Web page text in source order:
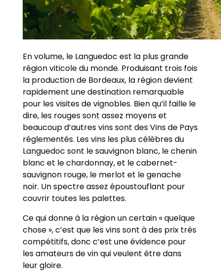
En volume, le Languedoc est la plus grande
région viticole du monde. Produisant trois fois
la production de Bordeaux, la région devient
rapidement une destination remarquable
pour les visites de vignobles. Bien qu’il faille le
dire, les rouges sont assez moyens et
beaucoup d’autres vins sont des Vins de Pays
réglementés. Les vins les plus célèbres du
Languedoc sont le sauvignon blanc, le chenin
blanc et le chardonnay, et le cabernet-
sauvignon rouge, le merlot et le genache
noir. Un spectre assez époustouflant pour
couvrir toutes les palettes.
Ce qui donne à la région un certain « quelque
chose », c’est que les vins sont à des prix très
compétitifs, donc c’est une évidence pour
les amateurs de vin qui veulent être dans
leur gloire.